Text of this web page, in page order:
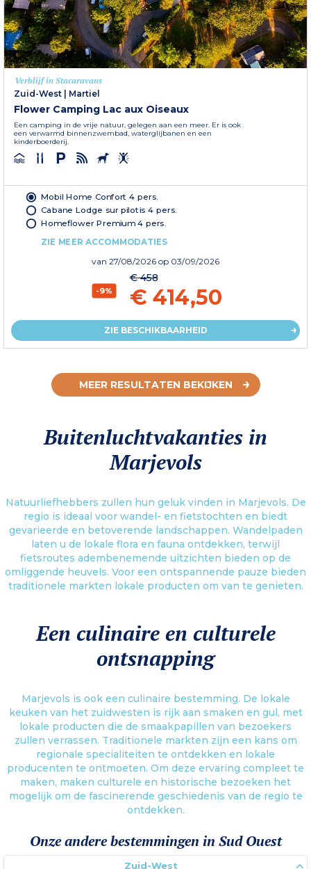
Verblijf in Stacaravans
Zuid-West | Martiel
Flower Camping Lac aux Oiseaux
Een camping in de vrije natuur, gelegen aan een meer. Er is ook
een verwarmd binnenzwembad, waterglijbanen en een
kinderboerderij.
Mobil Home Confort 4 pers.
Cabane Lodge sur pilotis 4 pers.
Homeflower Premium 4 pers.
ZIE MEER ACCOMMODATIES
van 27/08/2026 op 03/09/2026
-9%
€ 458
€ 414,50
ZIE BESCHIKBAARHEID
MEER RESULTATEN BEKIJKEN
Buitenluchtvakanties in
Marjevols
Natuurliefhebbers zullen hun geluk vinden in Marjevols. De
regio is ideaal voor wandel- en fietstochten en biedt
gevarieerde en betoverende landschappen. Wandelpaden
laten u de lokale flora en fauna ontdekken, terwijl
fietsroutes adembenemende uitzichten bieden op de
omliggende heuvels. Voor een ontspannende pauze bieden
traditionele markten lokale producten om van te genieten.
Een culinaire en culturele
ontsnapping
Marjevols is ook een culinaire bestemming. De lokale
keuken van het zuidwesten is rijk aan smaken en gul, met
lokale producten die de smaakpapillen van bezoekers
zullen verrassen. Traditionele markten zijn een kans om
regionale specialiteiten te ontdekken en lokale
producenten te ontmoeten. Om deze ervaring compleet te
maken, maken culturele en historische bezoeken het
mogelijk om de fascinerende geschiedenis van de regio te
ontdekken.
Onze andere bestemmingen in Sud Ouest
Zuid-West